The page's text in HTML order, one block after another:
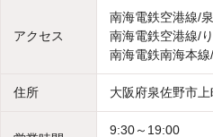
アクセス
南海電鉄空港線/
南海電鉄空港線/
南海電鉄南海本
住所 大阪府泉佐野市
9:30～19:00